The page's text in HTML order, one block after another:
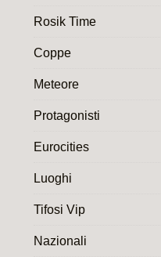
Rosik Time
Coppe
Meteore
Protagonisti
Eurocities
Luoghi
Tifosi Vip
Nazionali